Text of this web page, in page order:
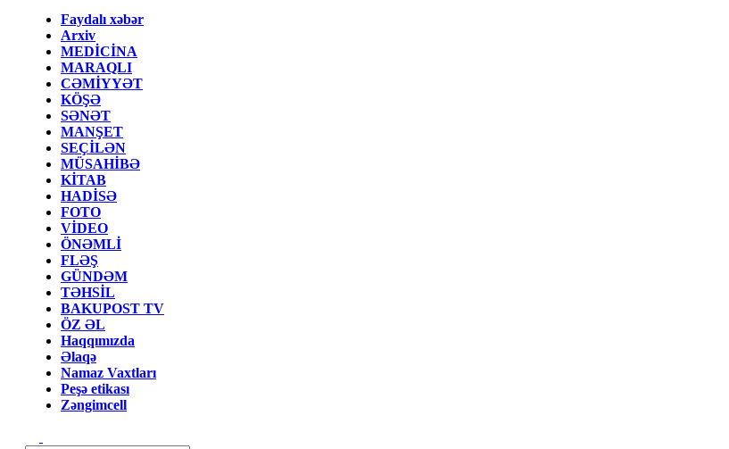
Faydalı xəbər
Arxiv
MEDİCİNA
MARAQLI
CƏMİYYƏT
KÖŞƏ
SƏNƏT
MANŞET
SEÇİLƏN
MÜSAHİBƏ
KİTAB
HADİSƏ
FOTO
VİDEO
ÖNƏMLİ
FLƏŞ
GÜNDƏM
TƏHSİL
BAKUPOST TV
ÖZ ƏL
Haqqımızda
Əlaqə
Namaz Vaxtları
Peşə etikası
Zəngimcell